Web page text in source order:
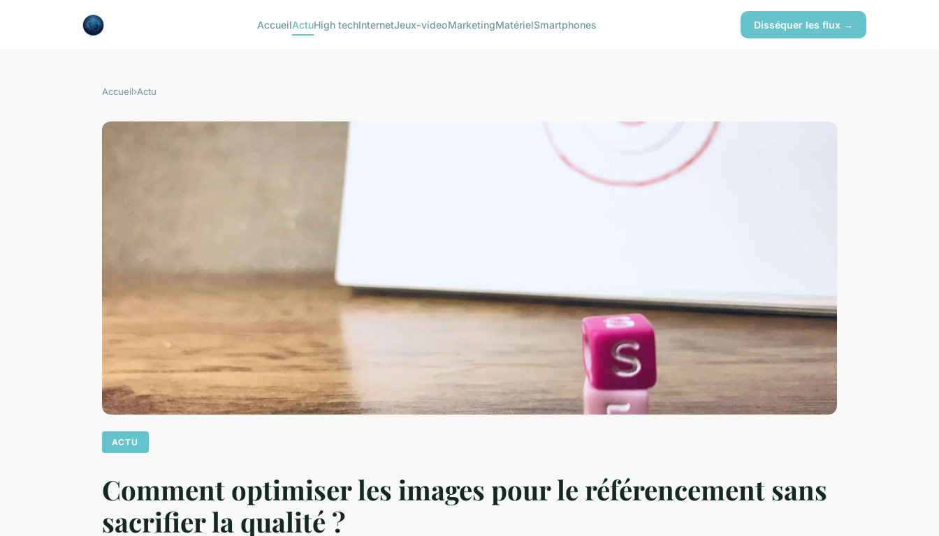
AccueilActuHigh techInternetJeux-videoMarketingMatérielSmartphones Disséquer les flux →
Accueil›Actu
ACTU
Comment optimiser les images pour le référencement sans
sacrifier la qualité ?